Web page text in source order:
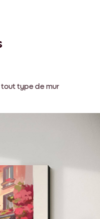
tout type de mur